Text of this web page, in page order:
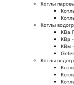
Котлы
Котлы
КВа
КВр -
КВм -
Котлы